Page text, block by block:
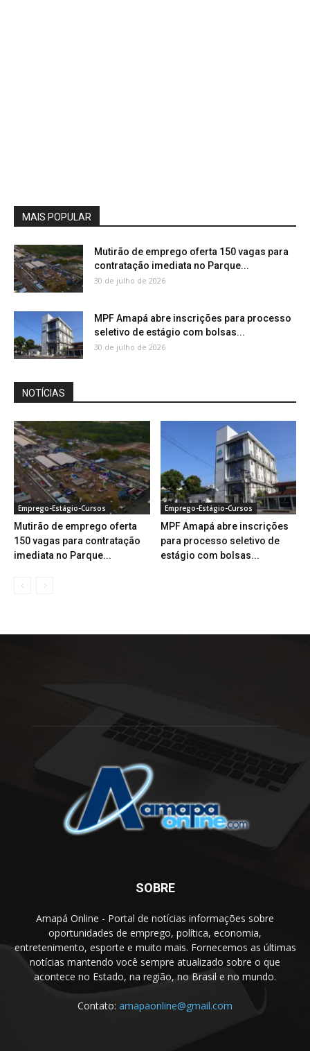
MAIS POPULAR
Mutirão de emprego oferta 150 vagas para
contratação imediata no Parque...
30 de julho de 2026
MPF Amapá abre inscrições para processo
seletivo de estágio com bolsas...
30 de julho de 2026
NOTÍCIAS
Emprego-Estágio-Cursos
Mutirão de emprego oferta
150 vagas para contratação
imediata no Parque...
Emprego-Estágio-Cursos
MPF Amapá abre inscrições
para processo seletivo de
estágio com bolsas...
SOBRE
Amapá Online - Portal de notícias informações sobre
oportunidades de emprego, política, economia,
entretenimento, esporte e muito mais. Fornecemos as últimas
notícias mantendo você sempre atualizado sobre o que
acontece no Estado, na região, no Brasil e no mundo.
Contato: amapaonline@gmail.com